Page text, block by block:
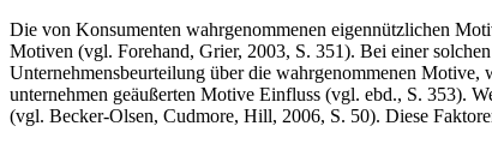
Die von Konsumenten wahrgenommenen eigennützlichen
Motiven (vgl. Forehand, Grier, 2003, S. 351). Bei einer
Unternehmensbeurteilung über die wahrgenommenen
unternehmen geäußerten Motive Einfluss (vgl. ebd., S. 353).
(vgl. Becker-Olsen, Cudmore, Hill, 2006, S. 50). Diese